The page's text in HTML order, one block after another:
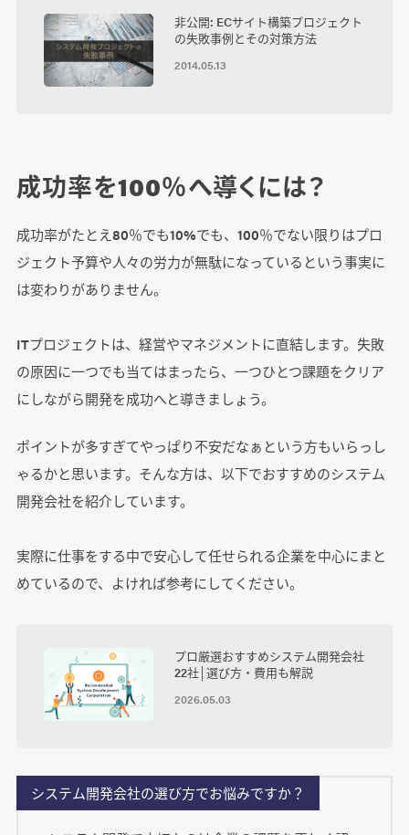
非公開: ECサイト構築プロジェクト
の失敗事例とその対策方法
2014.05.13
成功率を100％へ導くには？
成功率がたとえ80％でも10%でも、100％でない限りはプロ
ジェクト予算や人々の労力が無駄になっているという事実に
は変わりがありません。
ITプロジェクトは、経営やマネジメントに直結します。失敗
の原因に一つでも当てはまったら、一つひとつ課題をクリア
にしながら開発を成功へと導きましょう。
ポイントが多すぎてやっぱり不安だなぁという方もいらっし
ゃるかと思います。そんな方は、以下でおすすめのシステム
開発会社を紹介しています。
実際に仕事をする中で安心して任せられる企業を中心にまと
めているので、よければ参考にしてください。
プロ厳選おすすめシステム開発会社
22社│選び方・費用も解説
2026.05.03
システム開発会社の選び方でお悩みですか？